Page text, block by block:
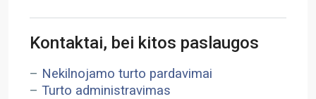
Kontaktai, bei kitos paslaugos
– Nekilnojamo turto pardavimai
– Turto administravimas